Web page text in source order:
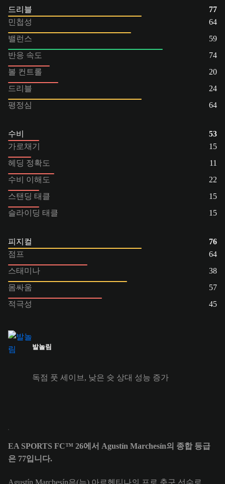
드리블
77
민첩성
64
밸런스
59
반응 속도
74
볼 컨트롤
20
드리블
24
평정심
64
수비
53
가로채기
15
헤딩 정확도
11
수비 이해도
22
스탠딩 태클
15
슬라이딩 태클
15
피지컬
76
점프
64
스태미나
38
몸싸움
57
적극성
45
발놀림
독점 풋 세이브, 낮은 슛 상대 성능 증가
EA SPORTS FC™ 26에서 Agustín Marchesín의 종합 등급
은 77입니다.
Agustín Marchesín은(는) 아르헨티나의 프로 축구 선수로